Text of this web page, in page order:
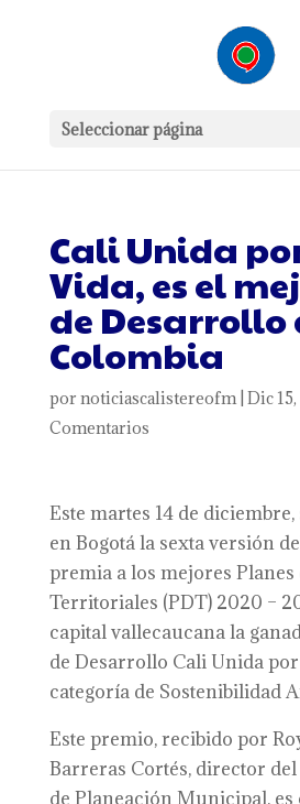
Seleccionar página
Cali Unida
Vida, es el
de Desarrollo
Colombia
por noticiascalistereofm| Dic
Comentarios
Este martes 14 de diciembre,
en Bogotá la sexta versión
premia a los mejores
Territoriales (PDT) 2020 –
capital vallecaucana la
de Desarrollo Cali Unida
categoría de Sostenibilidad
Este premio, recibido por
Barreras Cortés, director
de Planeación Municipal,